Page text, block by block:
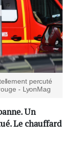
percuté
- LyonMag
Un
Le chauffard